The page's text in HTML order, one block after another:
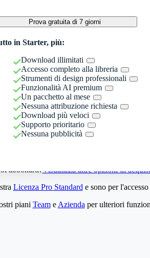
Prova gratuita di 7 giorni
in Starter, più:
Download illimitati
Accesso completo alla libreria
Strumenti di design professionali
Funzionalità AI premium
Un pacchetto al mese
Nessuna attribuzione richiesta
Download più veloci
Supporto prioritario
Nessuna pubblicità
abbonarti?Visualizza altre opzioni di
Licenza Pro Standard e sono per
piani Teame Azienda per ulteriori